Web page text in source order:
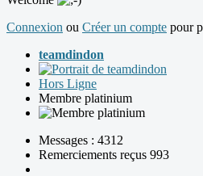
Connexion ou Créer un compte pour
teamdindon
Hors Ligne
Membre platinium
Messages : 4312
Remerciements reçus 993